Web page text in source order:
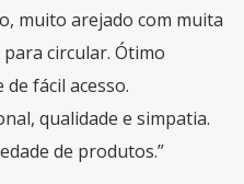
muito arejado com muita
circular. Ótimo
fácil acesso.
qualidade e simpatia.
de produtos.”